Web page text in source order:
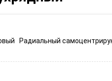
Радиальный